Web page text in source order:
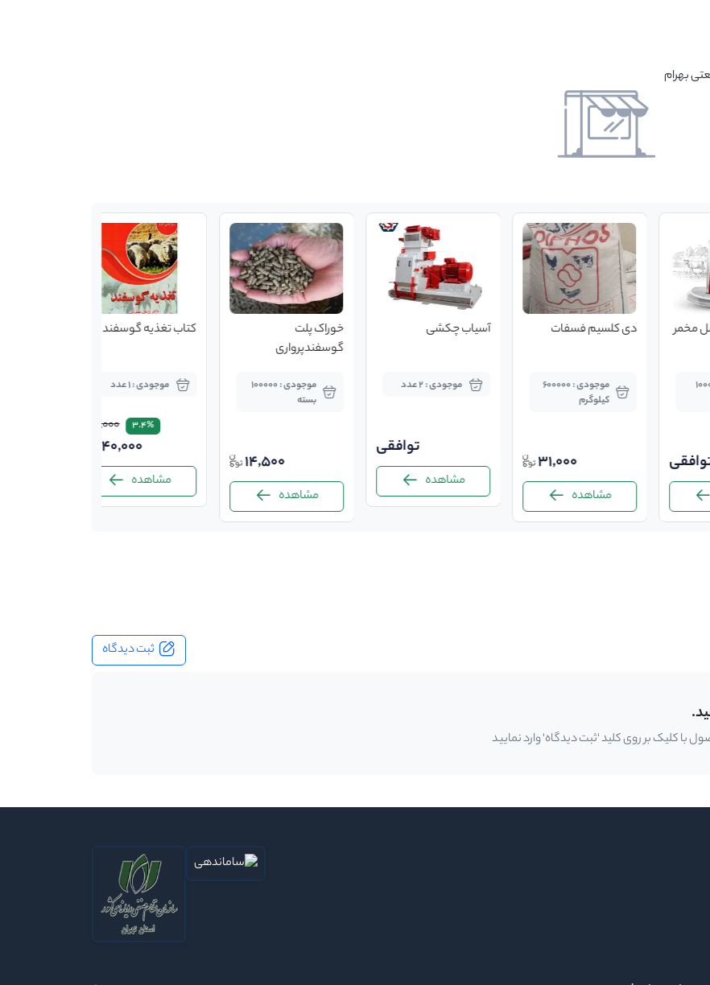
بهرام
مخمر زنده ویواسل مخمر
: 10000
دی کلسیم فسفات
موجودی : 600000
کیلوگرم
31,000
مشاهده
آسیاب چکشی
موجودی : 2 عدد
توافقی
مشاهده
خوراک پلت
گوسفندپرواری
موجودی : 100000
بسته
14,500
مشاهده
کتاب تغذیه گوسفند
موجودی : 1 عدد
3.4%
145,000
140,000
مشاهده
ثبت دیدگاه
کلیک بر روی کلید 'ثبت دیدگاه' وارد نمایید